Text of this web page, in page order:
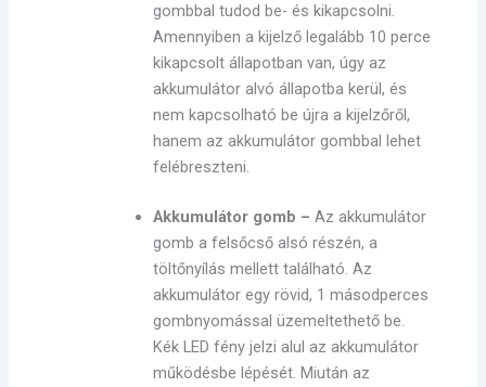
gombbal tudod be- és kikapcsolni.
Amennyiben a kijelző legalább 10 perce
kikapcsolt állapotban van, úgy az
akkumulátor alvó állapotba kerül, és
nem kapcsolható be újra a kijelzőről,
hanem az akkumulátor gombbal lehet
felébreszteni.
Akkumulátor gomb –Az akkumulátor
gomb a felsőcső alsó részén, a
töltőnyílás mellett található. Az
akkumulátor egy rövid, 1 másodperces
gombnyomással üzemeltethető be.
Kék LED fény jelzi alul az akkumulátor
működésbe lépését. Miután az